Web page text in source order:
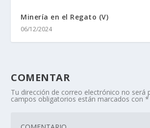
Minerí­a en el Regato (V)
06/12/2024
COMENTAR
Tu dirección de correo electrónico no será
campos obligatorios están marcados con*